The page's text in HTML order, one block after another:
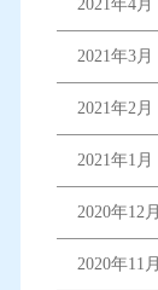
2021年4月
2021年3月
2021年2月
2021年1月
2020年12月
2020年11月